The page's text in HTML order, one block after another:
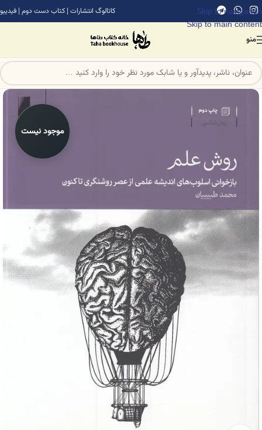
Skip to navigation
Skip to main content
کاتالوگ انتشارات | کتاب دست دوم | فیدیبو
منو
موجود نیست